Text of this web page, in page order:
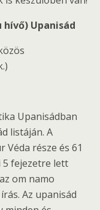
hívő) Upanisád
Upanisádban
listáján. A
Véda része és 61
5 fejezetre lett
om namo
Az upanisád